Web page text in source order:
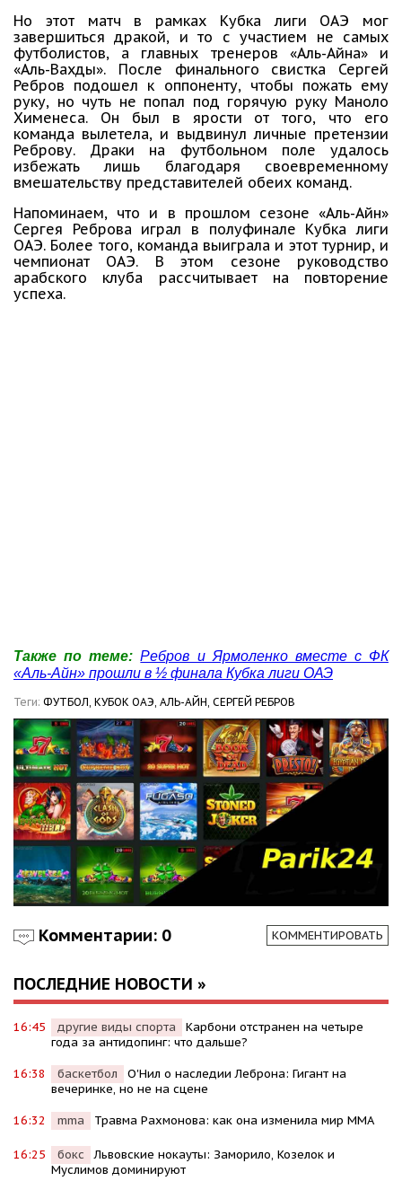
Но этот матч в рамках Кубка лиги ОАЭ мог
завершиться дракой, и то с участием не самых
футболистов, а главных тренеров «Аль-Айна» и
«Аль-Вахды». После финального свистка Сергей
Ребров подошел к оппоненту, чтобы пожать ему
руку, но чуть не попал под горячую руку Маноло
Хименеса. Он был в ярости от того, что его
команда вылетела, и выдвинул личные претензии
Реброву. Драки на футбольном поле удалось
избежать лишь благодаря своевременному
вмешательству представителей обеих команд.
Напоминаем, что и в прошлом сезоне «Аль-Айн»
Сергея Реброва играл в полуфинале Кубка лиги
ОАЭ. Более того, команда выиграла и этот турнир, и
чемпионат ОАЭ. В этом сезоне руководство
арабского клуба рассчитывает на повторение
успеха.
Также по теме:Ребров и Ярмоленко вместе с ФК
«Аль-Айн» прошли в ½ финала Кубка лиги ОАЭ
Теги: ФУТБОЛ, КУБОК ОАЭ, АЛЬ-АЙН, СЕРГЕЙ РЕБРОВ
Комментарии: 0 КОММЕНТИРОВАТЬ
ПОСЛЕДНИЕ НОВОСТИ »
16:45 другие виды спорта
Карбони отстранен на четыре
года за антидопинг: что дальше?
16:38 баскетбол
О'Нил о наследии Леброна: Гигант на
вечеринке, но не на сцене
16:32 mma Травма Рахмонова: как она изменила мир ММА
16:25 бокс
Львовские нокауты: Заморило, Козелок и
Муслимов доминируют